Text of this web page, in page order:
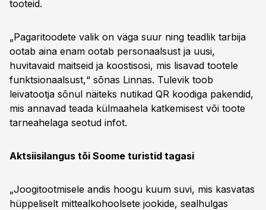
tooteid.
„Pagaritoodete valik on väga suur ning teadlik tarbija
ootab aina enam ootab personaalsust ja uusi,
huvitavaid maitseid ja koostisosi, mis lisavad tootele
funktsionaalsust,“ sõnas Linnas. Tulevik toob
leivatootja sõnul näiteks nutikad QR koodiga pakendid,
mis annavad teada külmaahela katkemisest või toote
tarneahelaga seotud infot.
Aktsiisilangus tõi Soome turistid tagasi
„Joogitootmisele andis hoogu kuum suvi, mis kasvatas
hüppeliselt mittealkohoolsete jookide, sealhulgas